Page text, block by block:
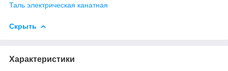
Таль электрическая канатная
Скрыть
Характеристики